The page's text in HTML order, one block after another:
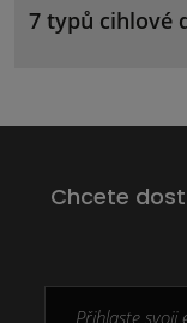
7 typů cihlové
Chcete